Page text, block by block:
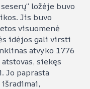
ložėje buvo
Jis buvo
visuomenė
idėjos gali virsti
atvyko 1776
siekęs
Jo paprasta